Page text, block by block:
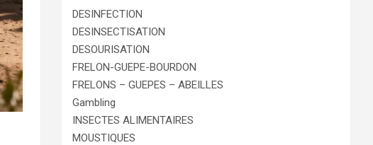
DESINFECTION
DESINSECTISATION
DESOURISATION
FRELON-GUEPE-BOURDON
FRELONS – GUEPES – ABEILLES
Gambling
INSECTES ALIMENTAIRES
MOUSTIQUES